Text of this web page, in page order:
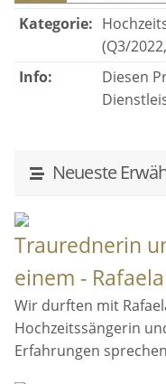
Kategorie:
(Q3/
Info:
Diesen
Neueste
Traurednerin
einem -
Wir durften mit
Hochzeitssängerin
Erfahrungen